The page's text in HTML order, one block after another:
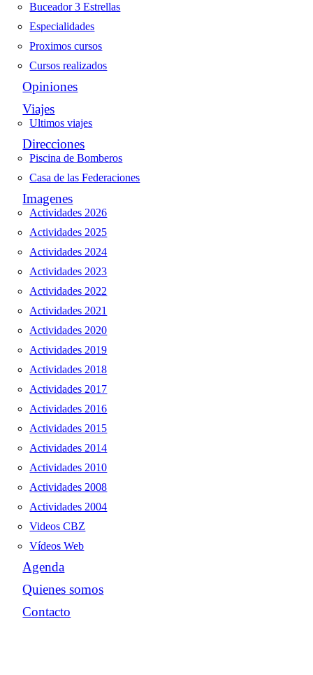
Buceador 3 Estrellas
Especialidades
Proximos cursos
Cursos realizados
Opiniones
Viajes
Ultimos viajes
Direcciones
Piscina de Bomberos
Casa de las Federaciones
Imagenes
Actividades 2026
Actividades 2025
Actividades 2024
Actividades 2023
Actividades 2022
Actividades 2021
Actividades 2020
Actividades 2019
Actividades 2018
Actividades 2017
Actividades 2016
Actividades 2015
Actividades 2014
Actividades 2010
Actividades 2008
Actividades 2004
Videos CBZ
Vídeos Web
Agenda
Quienes somos
Contacto